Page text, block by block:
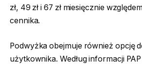
zł, 49 zł i 67 zł miesięcznie
cennika.
Podwyżka obejmuje również opcję
użytkownika. Według informacji